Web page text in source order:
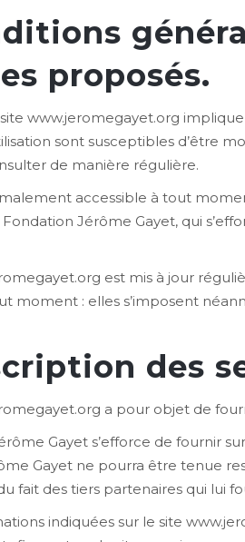
proposés.
site www.jeromegayet.org
sont susceptibles d’être
de manière régulière.
accessible à tout
Jérôme Gayet, qui
est mis à jour
moment : elles s’imposent
des
a pour objet de
Gayet s’efforce de fournir
Gayet ne pourra être tenue
fait des tiers partenaires qui lui
indiquées sur le site